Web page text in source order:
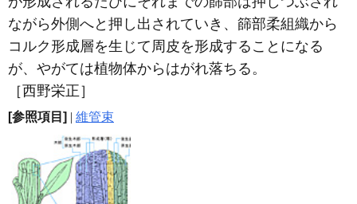
ながら外側へと押し出されていき、篩部柔組織から
コルク形成層を生じて周皮を形成することになる
が、やがては植物体からはがれ落ちる。
［西野栄正］
[参照項目] | 維管束